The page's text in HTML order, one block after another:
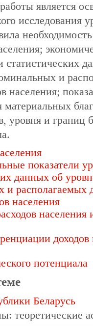
является
исследования
статистических
и
материальных
уровня и границ
показатели
данных об
располагаемых
населения
доходов
потенциала
Беларусь
теоретические